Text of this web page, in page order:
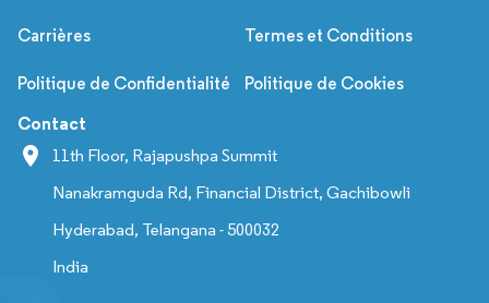
Carrières Termes et Conditions
Politique de Confidentialité Politique de Cookies
Contact
11th Floor, Rajapushpa Summit
Nanakramguda Rd, Financial District, Gachibowli
Hyderabad, Telangana - 500032
India